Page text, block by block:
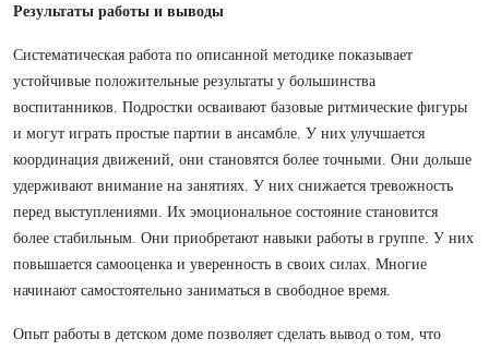
Результаты работы и выводы
Систематическая работа по описанной методике показывает
устойчивые положительные результаты у большинства
воспитанников. Подростки осваивают базовые ритмические фигуры
и могут играть простые партии в ансамбле. У них улучшается
координация движений, они становятся более точными. Они дольше
удерживают внимание на занятиях. У них снижается тревожность
перед выступлениями. Их эмоциональное состояние становится
более стабильным. Они приобретают навыки работы в группе. У них
повышается самооценка и уверенность в своих силах. Многие
начинают самостоятельно заниматься в свободное время.
Опыт работы в детском доме позволяет сделать вывод о том, что